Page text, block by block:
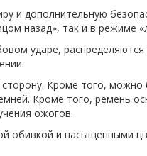
и дополнительную
назад», так и в режиме
ударе,
Кроме того, можно
Кроме того, ремень
ожогов.
обивкой и насыщенными